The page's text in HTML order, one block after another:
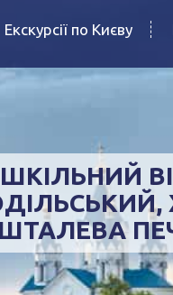
Екскурсії по Києву